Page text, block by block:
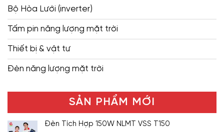
Bộ Hòa Lưới (inverter)
Tấm pin năng lượng mặt trời
Thiết bị & vật tư
Đèn năng lượng mặt trời
SẢN PHẨM MỚI
Đèn Tích Hợp 150W NLMT VSS T150